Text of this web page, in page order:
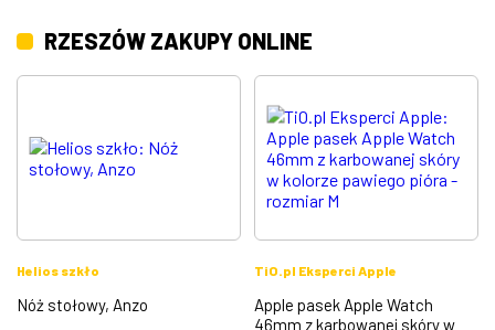
RZESZÓW ZAKUPY ONLINE
Helios szkło
Nóż stołowy, Anzo
TiO.pl Eksperci Apple
Apple pasek Apple Watch
46mm z karbowanej skóry w